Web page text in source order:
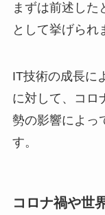
まずは前述した
として挙げられ
IT技術の成長に
に対して、コロ
勢の影響によっ
す。
コロナ禍や世